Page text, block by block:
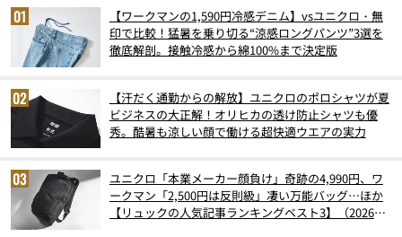
【ワークマンの1,590円冷感デニム】vsユニクロ・無
印で比較！猛暑を乗り切る“涼感ロングパンツ”3選を
徹底解剖。接触冷感から綿100%まで決定版
【汗だく通勤からの解放】ユニクロのポロシャツが夏
ビジネスの大正解！オリヒカの透け防止シャツも優
秀。酷暑も涼しい顔で働ける超快適ウエアの実力
ユニクロ「本業メーカー顔負け」奇跡の4,990円、ワ
ークマン「2,500円は反則級」凄い万能バッグ…ほか
【リュックの人気記事ランキングベスト3】（2026年